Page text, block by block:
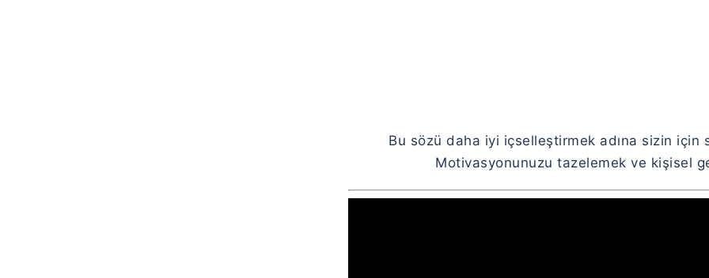
Bu sözü daha iyi içselleştirmek adına sizin için
Motivasyonunuzu tazelemek ve kişisel